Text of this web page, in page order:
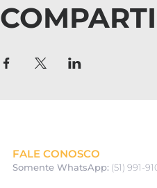
FALE CONOSCO
Somente WhatsApp: (51) 991-